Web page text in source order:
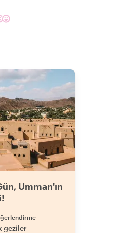
Umman'ın
geziler